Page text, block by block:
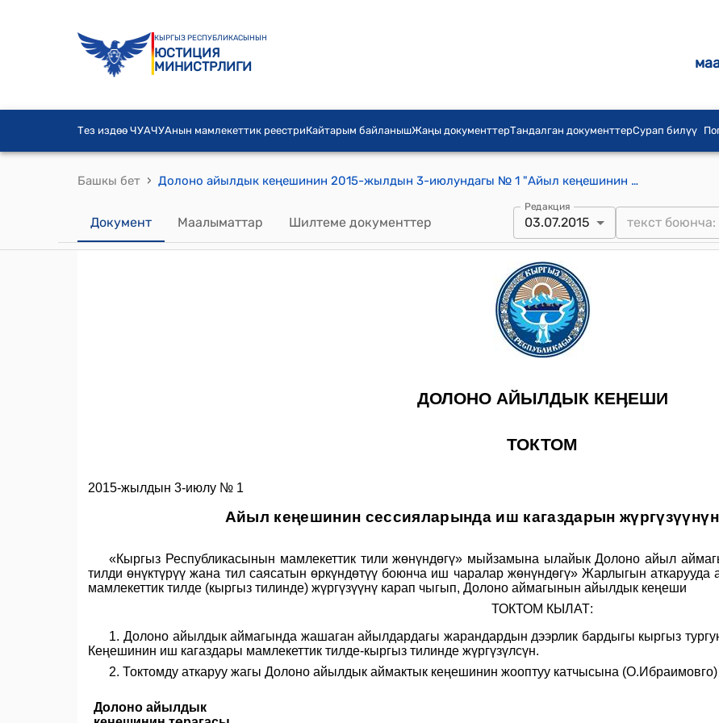
КЫРГЫЗ РЕСПУБЛИКАСЫНЫН
ЮСТИЦИЯ
МИНИСТРЛИГИ
Тез издөө ЧУАЧУАнын мамлекеттик реестриКайтарым байланышЖаңы документтерТандалган документтерСурап билүү
Башкы бет › Долоно айылдык кеңешинин 2015-жылдын 3-июлундагы № 1 "Айыл кеңешинин сессияларында иш кагаздарын жүргүзүүнүн тартиби жөнүндө" токтому
Документ Маалыматтар Шилтеме документтер
Редакция
03.07.2015